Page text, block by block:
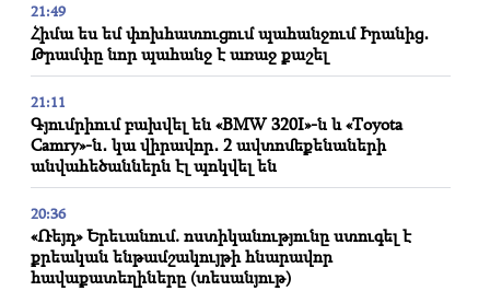
21:49
Հիմա ես եմ փոխհատուցում պահանջում Իրանից․
Թրամփը նոր պահանջ է առաջ քաշել
21:11
Գյումրիում բախվել են «BMW 320I»-ն և «Toyota
Camry»-ն․ կա վիրավոր․ 2 ավտոմեքենաների
անվահեծաններն էլ պոկվել են
20:36
«Ռեյդ» Երեւանում. ոստիկանությունը ստուգել է
քրեական ենթամշակույթի հնարավոր
հավաքատեղիները (տեսանյութ)